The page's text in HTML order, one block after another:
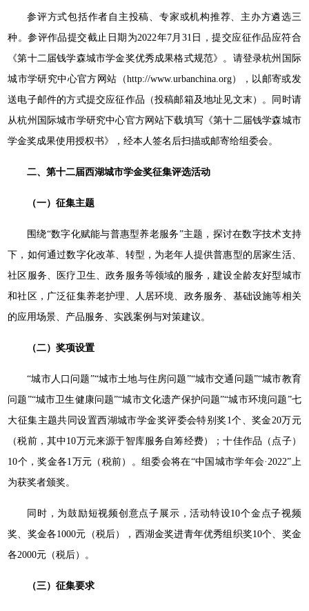
参评方式包括作者自主投稿、专家或机构推荐、主办方遴选三
种。参评作品提交截止日期为2022年7月31日，提交应征作品应符合
《第十二届钱学森城市学金奖优秀成果格式规范》。请登录杭州国际
城市学研究中心官方网站（http://www.urbanchina.org），以邮寄或发
送电子邮件的方式提交应征作品（投稿邮箱及地址见文末）。同时请
从杭州国际城市学研究中心官方网站下载填写《第十二届钱学森城市
学金奖成果使用授权书》，经本人签名后扫描或邮寄给组委会。
二、第十二届西湖城市学金奖征集评选活动
（一）征集主题
围绕“数字化赋能与普惠型养老服务”主题，探讨在数字技术支持
下，如何通过数字化改革、转型，为老年人提供普惠型的居家生活、
社区服务、医疗卫生、政务服务等领域的服务，建设全龄友好型城市
和社区，广泛征集养老护理、人居环境、政务服务、基础设施等相关
的应用场景、产品服务、实践案例与对策建议。
（二）奖项设置
“城市人口问题”“城市土地与住房问题”“城市交通问题”“城市教育
问题”“城市卫生健康问题”“城市文化遗产保护问题”“城市环境问题”七
大征集主题共同设置西湖城市学金奖评委会特别奖1个、奖金20万元
（税前，其中10万元来源于智库服务自筹经费）；十佳作品（点子）
10个，奖金各1万元（税前）。组委会将在“中国城市学年会·2022”上
为获奖者颁奖。
同时，为鼓励短视频创意点子展示，活动特设10个金点子视频
奖、奖金各1000元（税后），西湖金奖进青年优秀组织奖10个、奖金
各2000元（税后）。
（三）征集要求